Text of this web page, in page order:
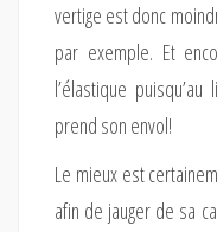
vertige est donc
par exemple. Et
l’élastique
prend son envol!
Le mieux est
afin de jauger de sa